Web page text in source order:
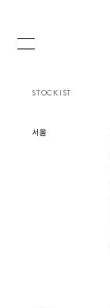
STOCKIST
서울